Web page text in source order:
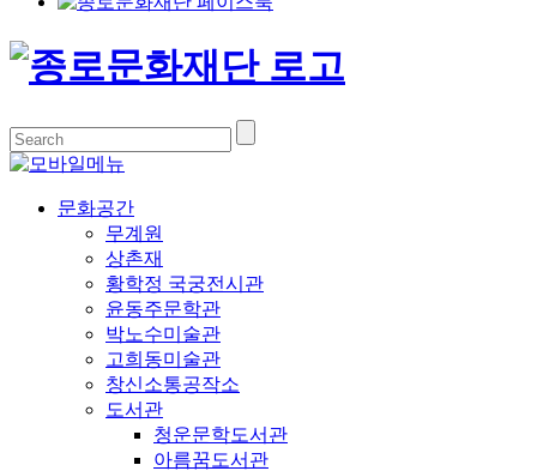
문화공간
무계원
상촌재
황학정 국궁전시관
윤동주문학관
박노수미술관
고희동미술관
창신소통공작소
도서관
청운문학도서관
아름꿈도서관